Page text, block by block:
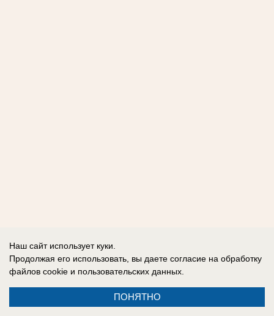
Наш сайт использует куки.
Продолжая его использовать, вы даете согласие на обработку
файлов cookie и пользовательских данных.
ПОНЯТНО